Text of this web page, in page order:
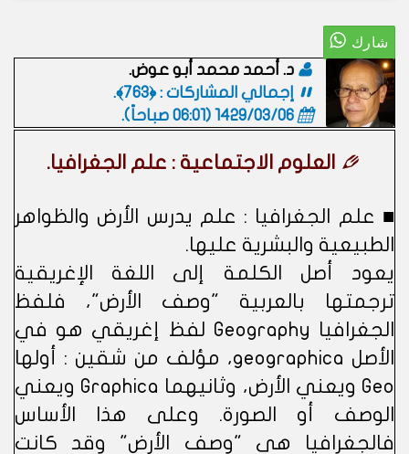
د. أحمد محمد أبو عوض.
إجمالي المشاركات : ﴿763﴾.
1429/03/06 (06:01 صباحاً)
.
العلوم الاجتماعية : علم الجغرافيا.
■ علم الجغرافيا : علم يدرس الأرض والظواهر
الطبيعية والبشرية عليها.
يعود أصل الكلمة إلى اللغة الإغريقية
ترجمتها بالعربية "وصف الأرض"، فلفظ
الجغرافيا Geography لفظ إغريقي هو في
الأصل geographica، مؤلف من شقين : أولها
Geo ويعني الأرض، وثانيهما Graphica ويعني
الوصف أو الصورة. وعلى هذا الأساس
فالجغرافيا هي "وصف الأرض" وقد كانت